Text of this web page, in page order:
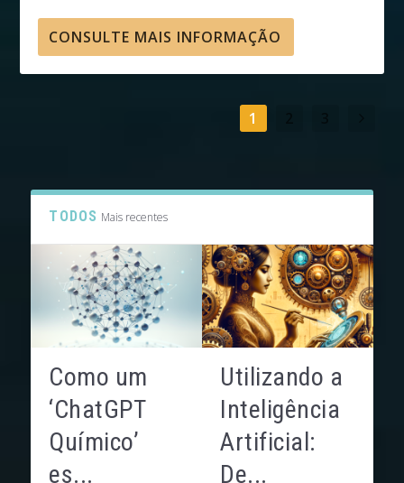
CONSULTE MAIS INFORMAÇÃO
1
TODOS Mais recentes
Como um
‘ChatGPT
Químico’
es...
Utilizando a
Inteligência
Artificial:
De...